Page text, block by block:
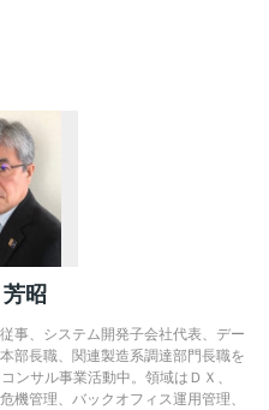
昭
事、システム開発子会社代表、デー
部長職、関連製造系調達部門長職を
ンサル事業活動中。領域はＤＸ、
機管理、バックオフィス運用管理、